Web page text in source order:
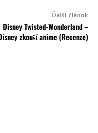
Ďalší článok
Disney Twisted-Wonderland –
zkouší anime (Recenze)